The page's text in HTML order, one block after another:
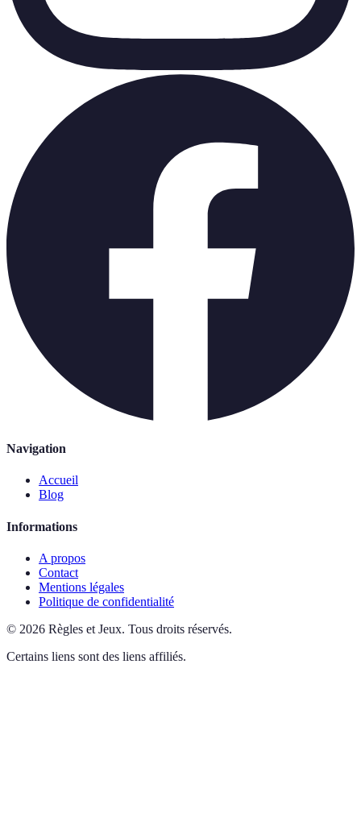
Navigation
Accueil
Blog
Informations
A propos
Contact
Mentions légales
Politique de confidentialité
© 2026 Règles et Jeux. Tous droits réservés.
Certains liens sont des liens affiliés.